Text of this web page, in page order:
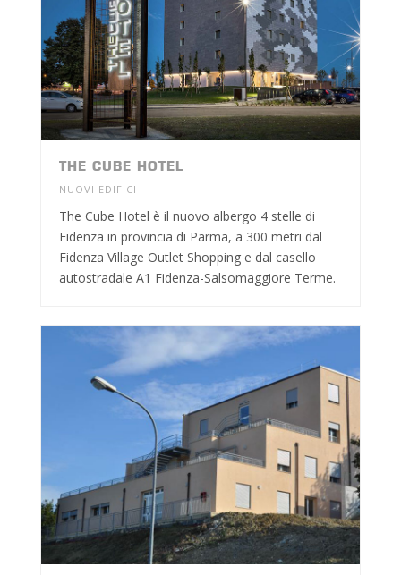
THE CUBE HOTEL
NUOVI EDIFICI
The Cube Hotel è il nuovo albergo 4 stelle di
Fidenza in provincia di Parma, a 300 metri dal
Fidenza Village Outlet Shopping e dal casello
autostradale A1 Fidenza-Salsomaggiore Terme.